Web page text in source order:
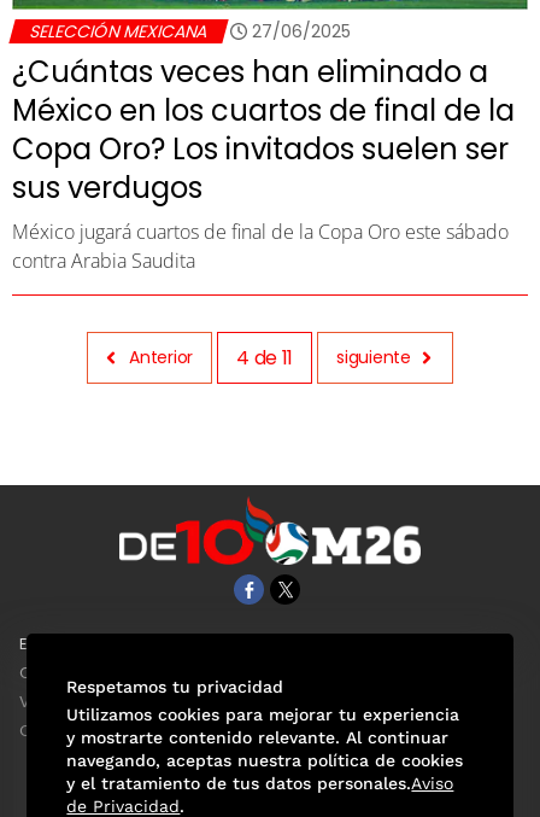
SELECCIÓN MEXICANA 27/06/2025
¿Cuántas veces han eliminado a
México en los cuartos de final de la
Copa Oro? Los invitados suelen ser
sus verdugos
México jugará cuartos de final de la Copa Oro este sábado
contra Arabia Saudita
Anterior 4 de11 siguiente
EL UNIVERSAL
Clase
ViveUSA
Confabulario
Respetamos tu privacidad
Utilizamos cookies para mejorar tu experiencia
y mostrarte contenido relevante. Al continuar
navegando, aceptas nuestra política de cookies
y el tratamiento de tus datos personales.Aviso
de Privacidad.